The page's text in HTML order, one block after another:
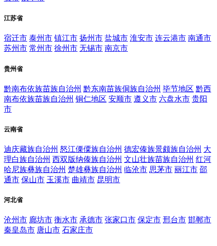
江苏省
宿迁市 泰州市 镇江市 扬州市 盐城市 淮安市 连云港市 南通市
苏州市 常州市 徐州市 无锡市 南京市
贵州省
黔南布依族苗族自治州 黔东南苗族侗族自治州 毕节地区 黔西
南布依族苗族自治州 铜仁地区 安顺市 遵义市 六盘水市 贵阳
市
云南省
迪庆藏族自治州 怒江傈僳族自治州 德宏傣族景颇族自治州 大
理白族自治州 西双版纳傣族自治州 文山壮族苗族自治州 红河
哈尼族彝族自治州 楚雄彝族自治州 临沧市 思茅市 丽江市 邵
通市 保山市 玉溪市 曲靖市 昆明市
河北省
沧州市 廊坊市 衡水市 承德市 张家口市 保定市 邢台市 邯郸市
秦皇岛市 唐山市 石家庄市